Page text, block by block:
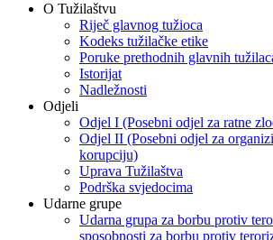
O Tužilaštvu
Riječ glavnog tužioca
Kodeks tužilačke etike
Poruke prethodnih glavnih
Istorijat
Nadležnosti
Odjeli
Odjel I (Posebni odjel za ratne
Odjel II (Posebni odjel za
korupciju)
Uprava Tužilaštva
Podrška svjedocima
Udarne grupe
Udarna grupa za borbu protiv
sposobnosti za borbu protiv